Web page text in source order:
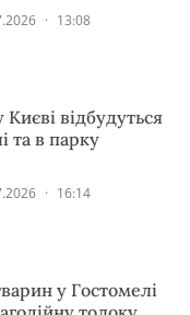
· 13:08
відбудуться
та в парку
· 16:14
у Гостомелі